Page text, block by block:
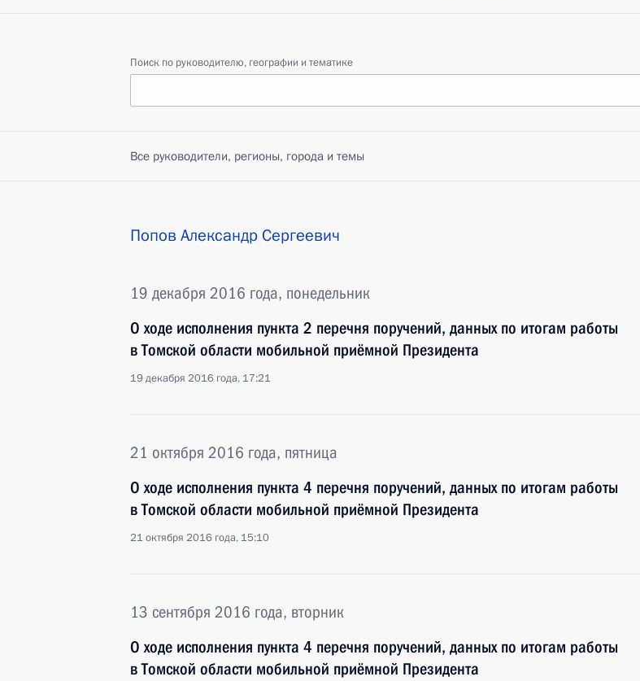
Поиск по руководителю, географии и тематике
Все руководители, регионы, города и темы
Попов Александр Сергеевич
19 декабря 2016 года, понедельник
О ходе исполнения пункта 2 перечня поручений, данных по итогам работы
в Томской области мобильной приёмной Президента
19 декабря 2016 года, 17:21
21 октября 2016 года, пятница
О ходе исполнения пункта 4 перечня поручений, данных по итогам работы
в Томской области мобильной приёмной Президента
21 октября 2016 года, 15:10
13 сентября 2016 года, вторник
О ходе исполнения пункта 4 перечня поручений, данных по итогам работы
в Томской области мобильной приёмной Президента